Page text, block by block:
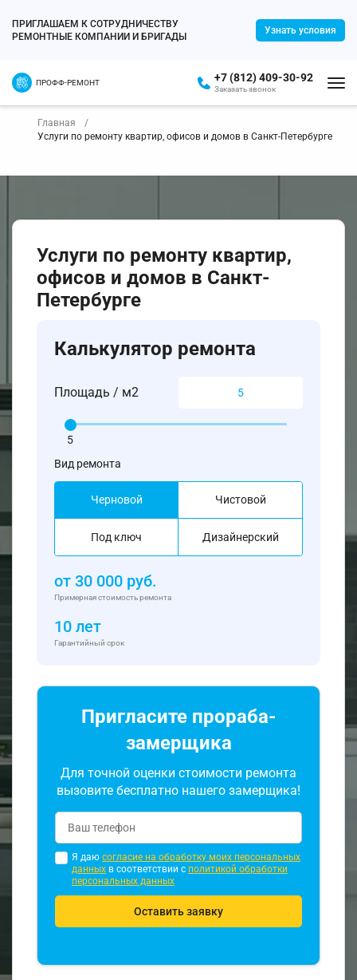
ПРИГЛАШАЕМ К СОТРУДНИЧЕСТВУ
РЕМОНТНЫЕ КОМПАНИИ И БРИГАДЫ
Узнать условия
ПРОФФ-РЕМОНТ +7 (812) 409-30-92
Заказать звонок
Главная
Услуги по ремонту квартир, офисов и домов в Санкт-Петербурге
Услуги по ремонту квартир,
офисов и домов в Санкт-
Петербурге
Калькулятор ремонта
Площадь / м2
5
Вид ремонта
Черновой Чистовой
Под ключ Дизайнерский
от 30 000 руб.
Примерная стоимость ремонта
10 лет
Гарантийный срок
Пригласите прораба-
замерщика
Для точной оценки стоимости ремонта
вызовите бесплатно нашего замерщика!
Я даю согласие на обработку моих персональных
данных в соответствии с политикой обработки
персональных данных
Оставить заявку